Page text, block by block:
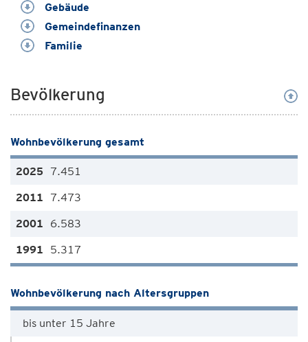
Gebäude
Gemeindefinanzen
Familie
Bevölkerung
Wohnbevölkerung gesamt
7.451
7.473
6.583
5.317
Wohnbevölkerung nach Altersgruppen
bis unter 15 Jahre